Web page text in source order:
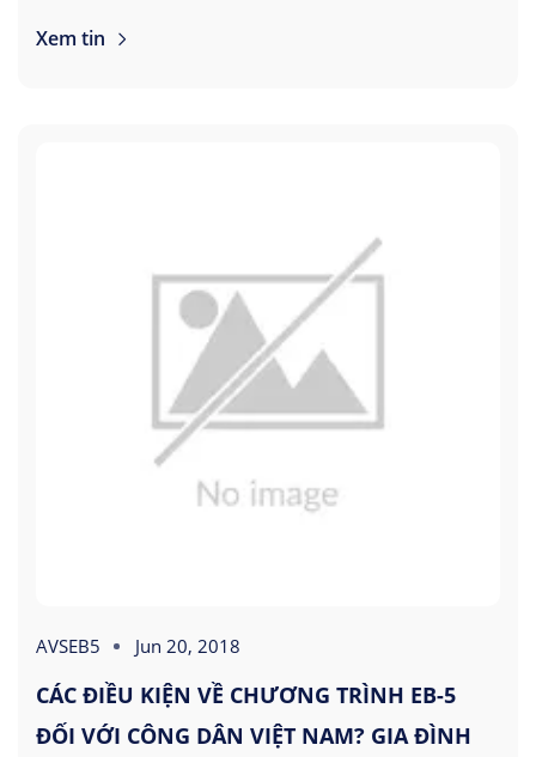
Xem tin
AVSEB5 Jun 20, 2018
CÁC ĐIỀU KIỆN VỀ CHƯƠNG TRÌNH EB-5
ĐỐI VỚI CÔNG DÂN VIỆT NAM? GIA ĐÌNH